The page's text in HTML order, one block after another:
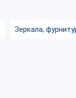
Зеркала,